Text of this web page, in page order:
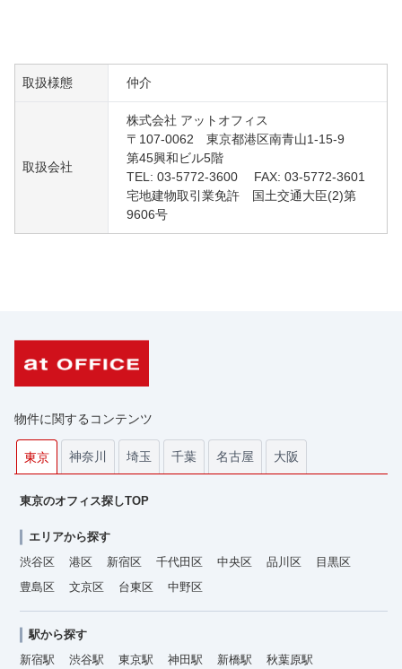
取扱様態 仲介
取扱会社
株式会社 アットオフィス
〒107-0062 東京都港区南青山1-15-9
第45興和ビル5階
TEL: 03-5772-3600 FAX: 03-5772-3601
宅地建物取引業免許 国土交通大臣(2)第
9606号
物件に関するコンテンツ
東京 神奈川 埼玉 千葉 名古屋 大阪
東京のオフィス探しTOP
エリアから探す
渋谷区
港区 新宿区 千代田区 中央区 品川区
目黒区
豊島区
文京区 台東区 中野区
駅から探す
新宿駅
渋谷駅 東京駅 神田駅 新橋駅
秋葉原駅